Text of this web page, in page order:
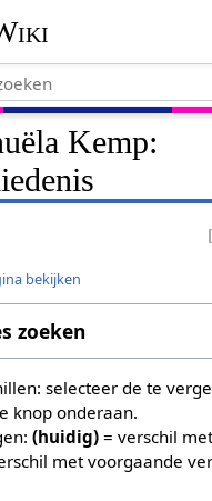
Kemp:
bekijken
zoeken
selecteer de te
knop onderaan.
(huidig)= verschil
met voorgaande